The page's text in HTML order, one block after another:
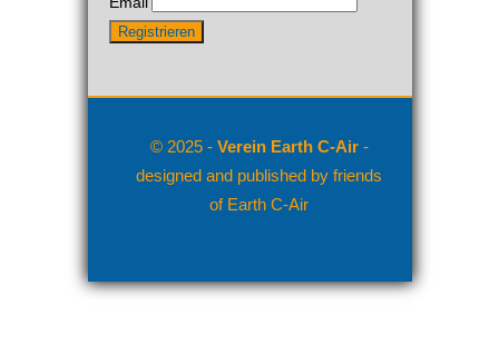
© 2025 - Verein Earth C-Air-
designed and published by friends
of Earth C-Air